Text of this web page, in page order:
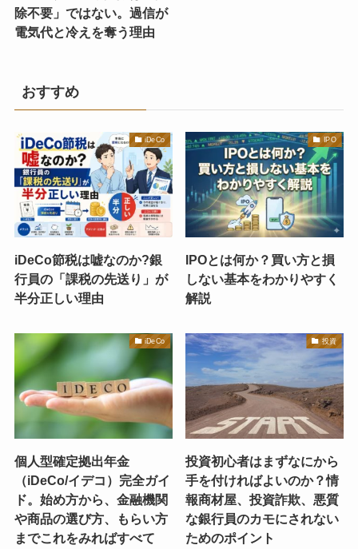
除不要」ではない。過信が
電気代と冷えを奪う理由
おすすめ
iDeCo
iDeCo節税は嘘なのか?銀
行員の「課税の先送り」が
半分正しい理由
IPO
IPOとは何か？買い方と損
しない基本をわかりやすく
解説
iDeCo
個人型確定拠出年金
（iDeCo/イデコ）完全ガイ
ド。始め方から、金融機関
や商品の選び方、もらい方
までこれをみればすべて
投資
投資初心者はまずなにから
手を付ければよいのか？情
報商材屋、投資詐欺、悪質
な銀行員のカモにされない
ためのポイント